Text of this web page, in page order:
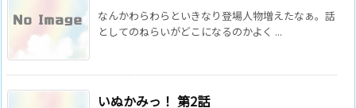
なんかわらわらといきなり登場人物増えたなぁ。話
としてのねらいがどこになるのかよく ...
いぬかみっ！ 第2話